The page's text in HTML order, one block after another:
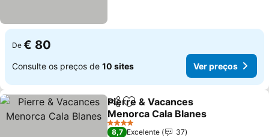
De € 80
Consulte os preços de 10 sites Ver preços
PartilharAdicionar aos favoritos
Pierre & Vacances
Menorca Cala Blanes
4 Estrelas
8,7 Excelente
37